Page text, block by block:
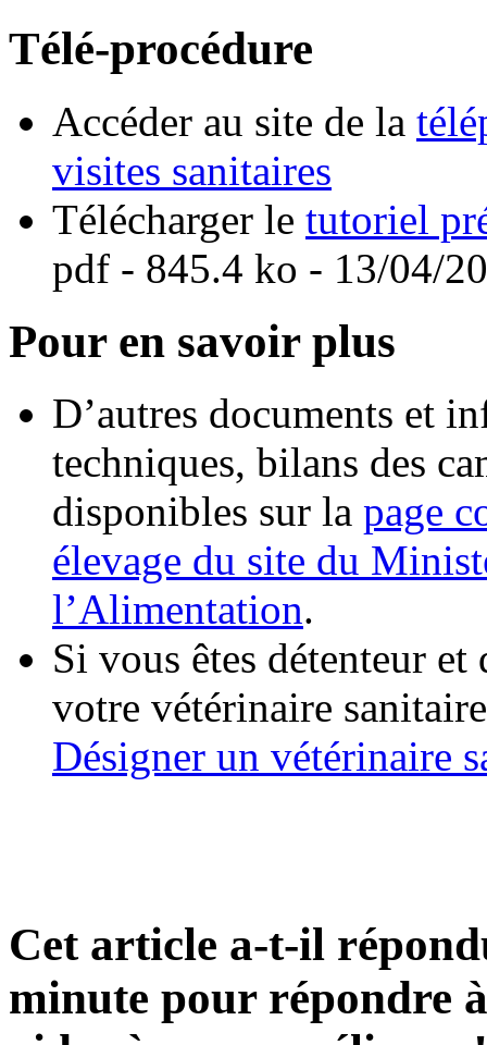
Télé-procédure
Accéder au site de la
visites sanitaires
Télécharger le tutoriel
pdf - 845.4 ko - 13/04/
Pour en savoir plus
D’autres documents et
techniques, bilans des
disponibles sur la page
élevage du site du
l’Alimentation.
Si vous êtes détenteur
votre vétérinaire
Désigner un vétérinaire
Cet article a-t-il
minute pour répondre